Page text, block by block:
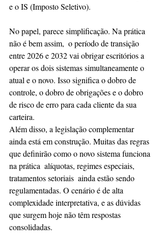
e o IS (Imposto Seletivo).
No papel, parece simplificação. Na prática
não é bem assim,  o período de transição
entre 2026 e 2032 vai obrigar escritórios a
operar os dois sistemas simultaneamente o
atual e o novo. Isso significa o dobro de
controle, o dobro de obrigações e o dobro
de risco de erro para cada cliente da sua
carteira.
Além disso, a legislação complementar
ainda está em construção. Muitas das regras
que definirão como o novo sistema funciona
na prática  alíquotas, regimes especiais,
tratamentos setoriais  ainda estão sendo
regulamentadas. O cenário é de alta
complexidade interpretativa, e as dúvidas
que surgem hoje não têm respostas
consolidadas.